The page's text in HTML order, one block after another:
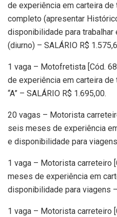
de experiência em carteira de
completo (apresentar
disponibilidade para trabalhar
(diurno) – SALÁRIO R$
1 vaga – Motofretista [Cód.
de experiência em carteira de
“A” – SALÁRIO R$ 1.695,00.
20 vagas – Motorista
seis meses de experiência
e disponibilidade para
1 vaga – Motorista carreteiro
meses de experiência em
disponibilidade para viagens
1 vaga – Motorista carreteiro